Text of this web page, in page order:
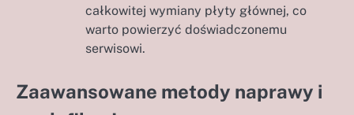
całkowitej wymiany płyty głównej, co
warto powierzyć doświadczonemu
serwisowi.
Zaawansowane metody naprawy i